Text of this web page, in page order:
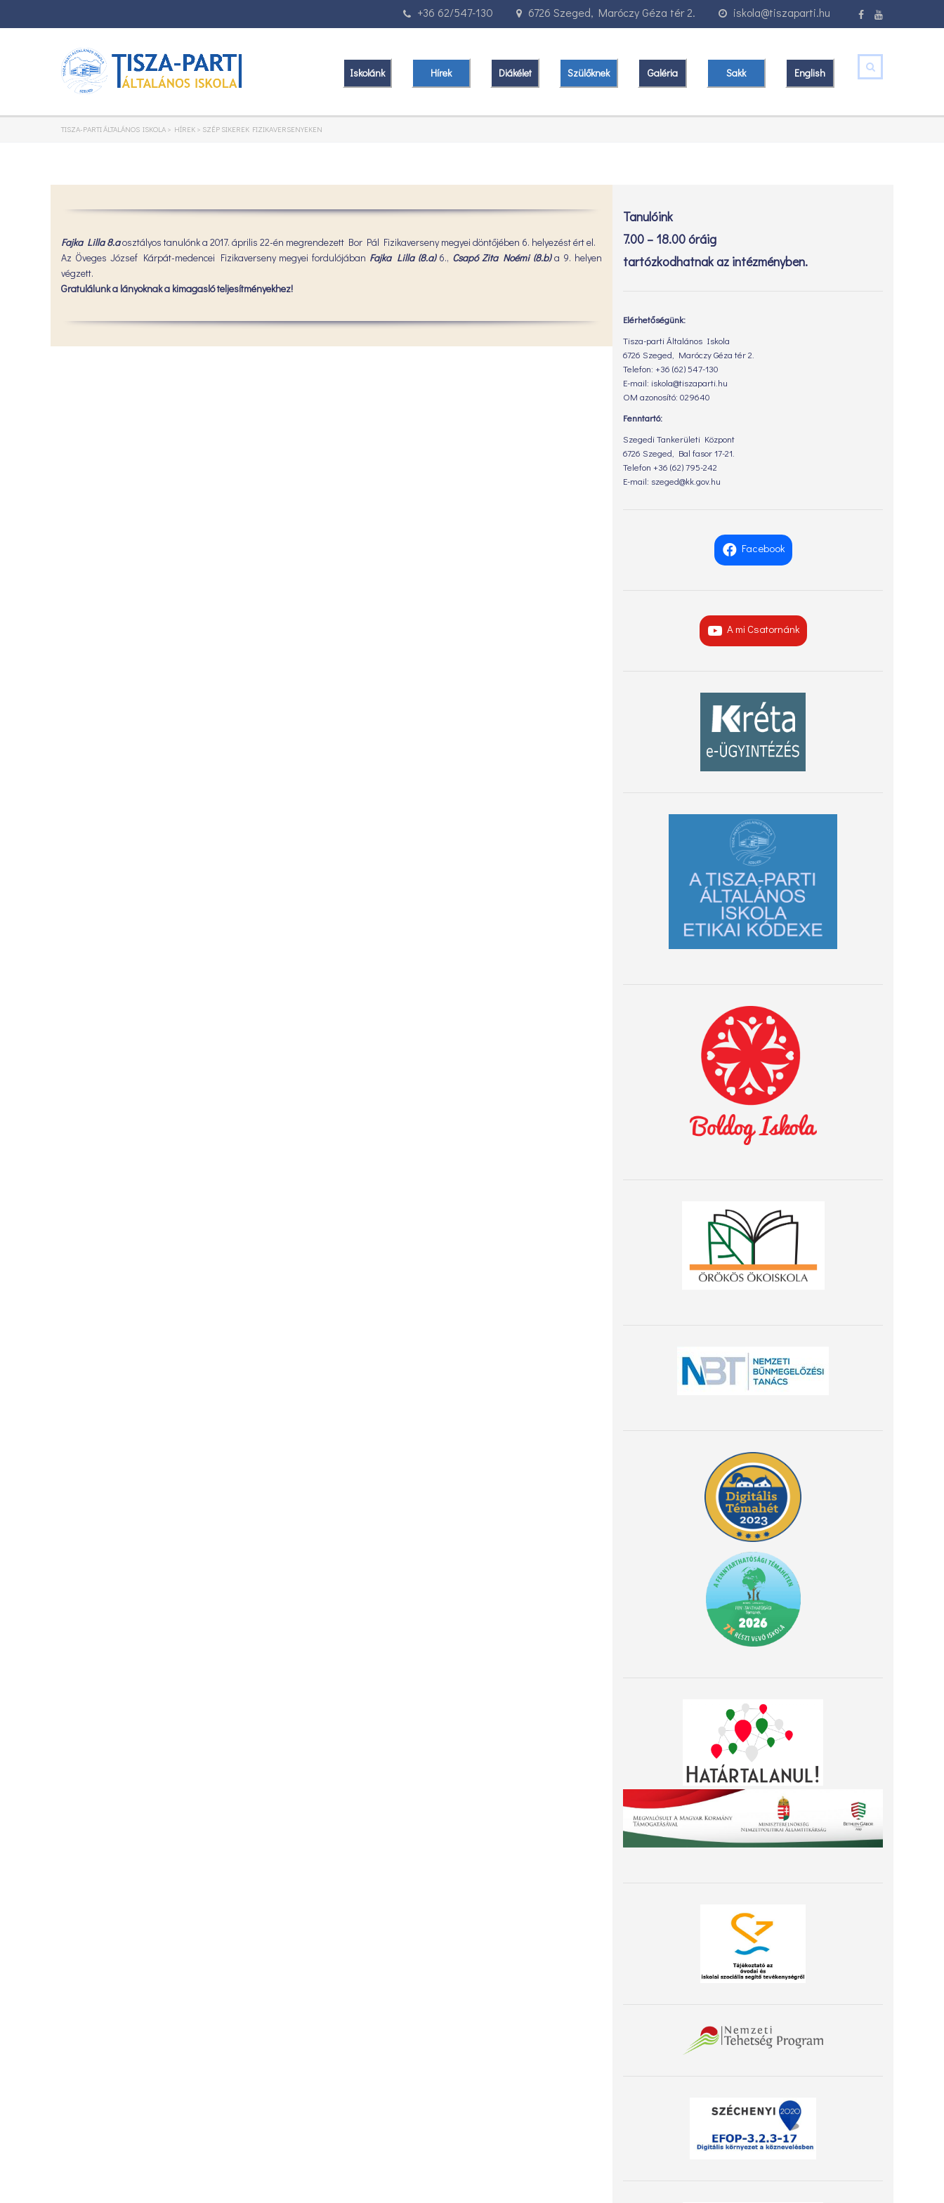
iskola@tiszaparti.hu
6726 Szeged, Maróczy Géza tér 2.
+36 62/547-130
Iskolánk Hírek Diákélet Szülőknek Galéria Sakk English
TISZA-PARTI ÁLTALÁNOS ISKOLA > HÍREK > SZÉP SIKEREK FIZIKAVERSENYEKEN
Fajka Lilla 8.aosztályos tanulónk a 2017. április 22-én megrendezett Bor Pál Fizikaverseny megyei döntőjében 6. helyezést ért el.
Az Öveges József Kárpát-medencei Fizikaverseny megyei fordulójában Fajka Lilla (8.a)6., Csapó Zita Noémi (8.b)a 9. helyen
végzett.
Gratulálunk a lányoknak a kimagasló teljesítményekhez!
Tanulóink
7.00 – 18.00 óráig
tartózkodhatnak az intézményben.
Elérhetőségünk:
Tisza-parti Általános Iskola
6726 Szeged, Maróczy Géza tér 2.
Telefon: +36 (62) 547-130
E-mail: iskola@tiszaparti.hu
OM azonosító: 029640
Fenntartó:
Szegedi Tankerületi Központ
6726 Szeged, Bal fasor 17-21.
Telefon +36 (62) 795-242
E-mail: szeged@kk.gov.hu
Facebook
A mi Csatornánk